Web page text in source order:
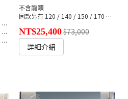
不含龍頭
同款另有 120 / 140 / 150 / 170 之尺寸
NT$25,400$73,000
詳細介紹